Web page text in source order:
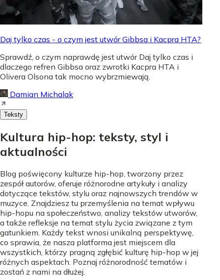
Daj tylko czas - o czym jest utwór Gibbsa i Kacpra HTA?
Sprawdź, o czym naprawdę jest utwór Daj tylko czas i
dlaczego refren Gibbsa oraz zwrotki Kacpra HTA i
Olivera Olsona tak mocno wybrzmiewają.
Damian Michalak
Teksty
Kultura hip-hop: teksty, styl i
aktualności
Blog poświęcony kulturze hip-hop, tworzony przez
zespół autorów, oferuje różnorodne artykuły i analizy
dotyczące tekstów, stylu oraz najnowszych trendów w
muzyce. Znajdziesz tu przemyślenia na temat wpływu
hip-hopu na społeczeństwo, analizy tekstów utworów,
a także refleksje na temat stylu życia związane z tym
gatunkiem. Każdy tekst wnosi unikalną perspektywę,
co sprawia, że nasza platforma jest miejscem dla
wszystkich, którzy pragną zgłębić kulturę hip-hop w jej
różnych aspektach. Poznaj różnorodność tematów i
zostań z nami na dłużej.